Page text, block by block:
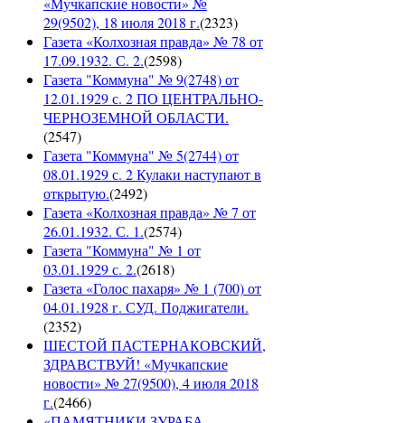
29(9502), 18 июля 2018 г.(2323)
Газета «Колхозная правда» № 78 от
17.09.1932. С. 2.(2598)
Газета "Коммуна" № 9(2748) от
12.01.1929 с. 2 ПО ЦЕНТРАЛЬНО-
ЧЕРНОЗЕМНОЙ ОБЛАСТИ.
(2547)
Газета "Коммуна" № 5(2744) от
08.01.1929 с. 2 Кулаки наступают в
открытую.(2492)
Газета «Колхозная правда» № 7 от
26.01.1932. С. 1.(2574)
Газета "Коммуна" № 1 от
03.01.1929 с. 2.(2618)
Газета «Голос пахаря» № 1 (700) от
04.01.1928 г. СУД. Поджигатели.
(2352)
ШЕСТОЙ ПАСТЕРНАКОВСКИЙ,
ЗДРАВСТВУЙ! «Мучкапские
новости» № 27(9500), 4 июля 2018
г.(2466)